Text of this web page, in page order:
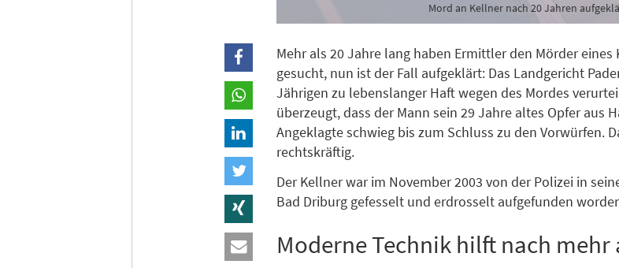
Mord an Kellner nach 20 Jahren
Mehr als 20 Jahre lang haben Ermittler den Mörder
gesucht, nun ist der Fall aufgeklärt: Das Landgericht
Jährigen zu lebenslanger Haft wegen des Mordes
überzeugt, dass der Mann sein 29 Jahre altes Opfer aus
Angeklagte schwieg bis zum Schluss zu den Vorwürfen.
rechtskräftig.
Der Kellner war im November 2003 von der Polizei in
Bad Driburg gefesselt und erdrosselt aufgefunden
Moderne Technik hilft nach mehr